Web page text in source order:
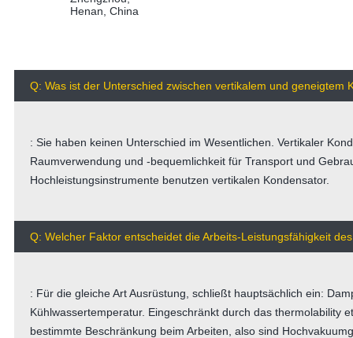
Henan, China
Q: Was ist der Unterschied zwischen vertikalem und geneigtem
: Sie haben keinen Unterschied im Wesentlichen. Vertikaler
Raumverwendung und -bequemlichkeit für Transport und
Hochleistungsinstrumente benutzen vertikalen Kondensator.
Q: Welcher Faktor entscheidet die Arbeits-Leistungsfähigkeit
: Für die gleiche Art Ausrüstung, schließt hauptsächlich ein:
Kühlwassertemperatur. Eingeschränkt durch das thermolability
bestimmte Beschränkung beim Arbeiten, also sind